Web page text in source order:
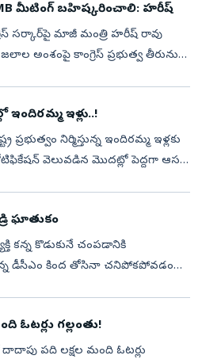
మీటింగ్‌ బహిష్కరించాలి: హరీష్‌
సర్కార్‌పై మాజీ మంత్రి హరీష్‌ రావు
ఇళ్లు..!
వెలువడిన మొదట్లో పెద్దగా ఆసక్తి
ఘాతుకం
కన్న కొడుకునే చంపడానికి
డీసీఎం కింద తోసినా చనిపోకపోవడంతో
గల్లంతు!
పది లక్షల మంది ఓటర్లు